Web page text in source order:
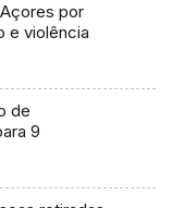
por
e violência
de
9